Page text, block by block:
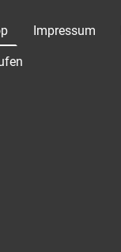
Impressum